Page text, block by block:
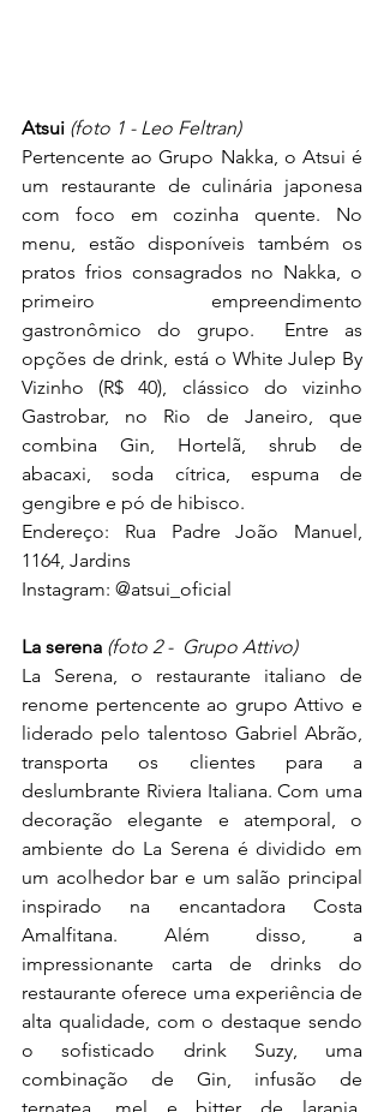
Atsui (foto 1 - Leo Feltran)
Pertencente ao Grupo Nakka, o Atsui é
um restaurante de culinária japonesa
com foco em cozinha quente. No
menu, estão disponíveis também os
pratos frios consagrados no Nakka, o
primeiro empreendimento
gastronômico do grupo.  Entre as
opções de drink, está o White Julep By
Vizinho
(R$ 40), clássico do vizinho
Gastrobar, no Rio de Janeiro, que
combina Gin, Hortelã, shrub de
abacaxi, soda cítrica, espuma de
gengibre e pó de hibisco.
Endereço: Rua Padre João Manuel,
1164, Jardins
Instagram: @atsui_oficial
La serena (foto 2 -  Grupo Attivo)
La Serena, o restaurante italiano de
renome pertencente ao grupo Attivo e
liderado pelo talentoso Gabriel Abrão,
transporta os clientes para a
deslumbrante Riviera Italiana. Com uma
decoração elegante e atemporal, o
ambiente do La Serena é dividido em
um acolhedor bar e um salão principal
inspirado na encantadora Costa
Amalfitana. Além disso, a
impressionante carta de drinks do
restaurante oferece uma experiência de
alta qualidade, com o destaque sendo
o sofisticado drink Suzy, uma
combinação de Gin, infusão de